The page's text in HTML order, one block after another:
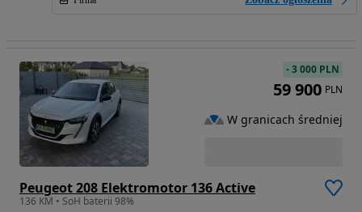
Peugeot 208 Elektromotor 136 Active
136 KM • SoH baterii 98%
-3 000 PLN
59 900 PLN
W granicach średniej